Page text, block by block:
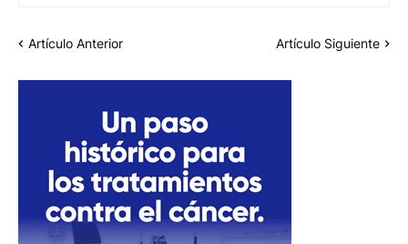
Artículo Anterior Artículo Siguiente